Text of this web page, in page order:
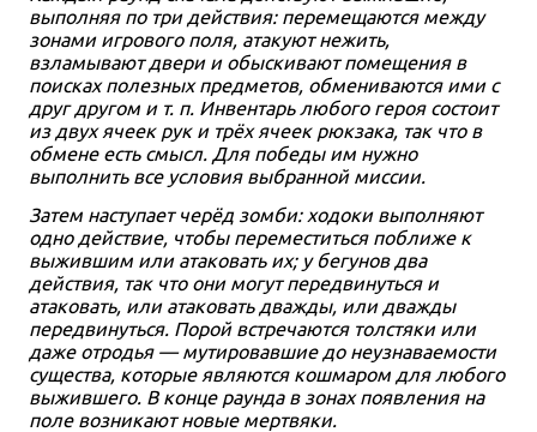
выполняя по три действия: перемещаются между
зонами игрового поля, атакуют нежить,
взламывают двери и обыскивают помещения в
поисках полезных предметов, обмениваются ими с
друг другом и т. п. Инвентарь любого героя состоит
из двух ячеек рук и трёх ячеек рюкзака, так что в
обмене есть смысл. Для победы им нужно
выполнить все условия выбранной миссии.
Затем наступает черёд зомби: ходоки выполняют
одно действие, чтобы переместиться поближе к
выжившим или атаковать их; у бегунов два
действия, так что они могут передвинуться и
атаковать, или атаковать дважды, или дважды
передвинуться. Порой встречаются толстяки или
даже отродья — мутировавшие до неузнаваемости
существа, которые являются кошмаром для любого
выжившего. В конце раунда в зонах появления на
поле возникают новые мертвяки.